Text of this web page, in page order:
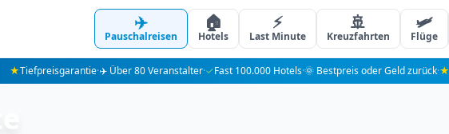
✈️
Pauschalreisen
🏠
Hotels
⚡
Last Minute
🚢
Kreuzfahrten
🛩️
Flüge
★Tiefpreisgarantie·✈️ Über 80 Veranstalter·✓Fast 100.000 Hotels·🌞 Bestpreis oder Geld zurück·★